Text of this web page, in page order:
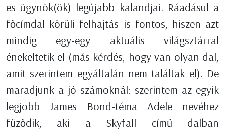
es ügynök(ök) legújabb kalandjai. Ráadásul a
főcímdal körüli felhajtás is fontos, hiszen azt
mindig egy-egy aktuális világsztárral
énekeltetik el (más kérdés, hogy van olyan dal,
amit szerintem egyáltalán nem találtak el). De
maradjunk a jó számoknál: szerintem az egyik
legjobb James Bond-téma Adele nevéhez
fűződik, aki a Skyfall című dalban